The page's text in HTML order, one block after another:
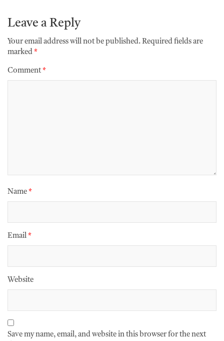
Leave a Reply
Your email address will not be published. Required fields are
marked *
Comment *
Name *
Email *
Website
Save my name, email, and website in this browser for the next